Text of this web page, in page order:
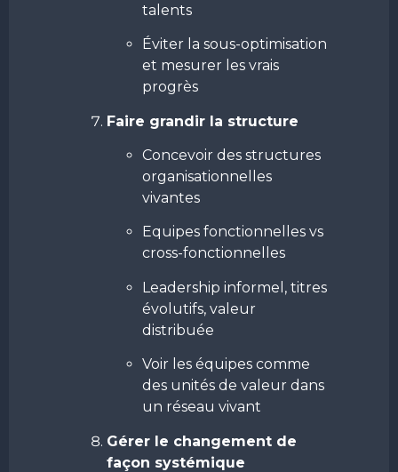
talents
Éviter la sous-optimisation
et mesurer les vrais
progrès
Faire grandir la structure
Concevoir des structures
organisationnelles
vivantes
Equipes fonctionnelles vs
cross-fonctionnelles
Leadership informel, titres
évolutifs, valeur
distribuée
Voir les équipes comme
des unités de valeur dans
un réseau vivant
Gérer le changement de
façon systémique